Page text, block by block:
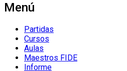
Menú
Partidas
Cursos
Aulas
Maestros FIDE
Informe